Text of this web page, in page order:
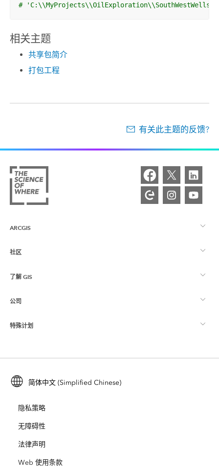
#
相关主题
共享包简介
打包工程
有关此主题的反馈?
ARCGIS
ArcGIS 概览
制图
Esri Store
社区
Esri 社区
ArcGIS 博客
Esri 年轻专家关系网
了解 GIS
什么是 GIS？
位置智能
培训
ArcUser
ArcNews
ArcWatch
公司
关于 Esri
招贤纳士
开放视野
业务行为准则
特殊计划
ArcGIS for Student Use
保护
教育
简体中文 (Simplified Chinese)
隐私策略
无障碍性
法律声明
Web 使用条款